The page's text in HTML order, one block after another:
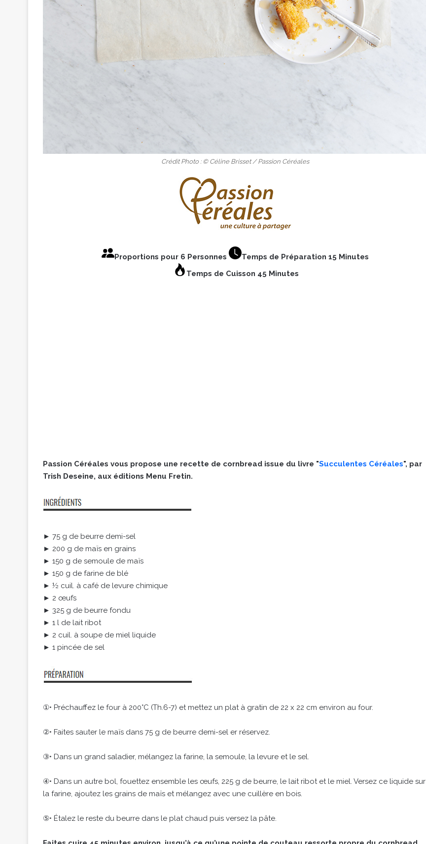
Crédit Photo : © Céline Brisset / Passion Céréales
Proportions pour 6 Personnes
Temps de Préparation 15 Minutes
Temps de Cuisson 45 Minutes
Passion Céréales vous propose une recette de cornbread issue du livre "Succulentes Céréales", par
Trish Deseine, aux éditions Menu Fretin.
► 75 g de beurre demi-sel
► 200 g de maïs en grains
► 150 g de semoule de maïs
► 150 g de farine de blé
► ½ cuil. à café de levure chimique
► 2 œufs
► 325 g de beurre fondu
► 1 l de lait ribot
► 2 cuil. à soupe de miel liquide
► 1 pincée de sel
①• Préchauffez le four à 200°C (Th.6-7) et mettez un plat à gratin de 22 x 22 cm environ au four.
②• Faites sauter le maïs dans 75 g de beurre demi-sel er réservez.
③• Dans un grand saladier, mélangez la farine, la semoule, la levure et le sel.
④• Dans un autre bol, fouettez ensemble les œufs, 225 g de beurre, le lait ribot et le miel. Versez ce liquide sur
la farine, ajoutez les grains de maïs et mélangez avec une cuillère en bois.
⑤• Étalez le reste du beurre dans le plat chaud puis versez la pâte.